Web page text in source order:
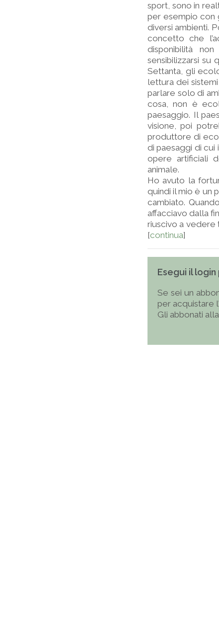
sport, sono in
per esempio con
diversi ambienti.
concetto che
disponibilità
sensibilizzarsi su
Settanta, gli
lettura dei
parlare solo di
cosa, non è
paesaggio. Il
visione, poi
produttore di
di paesaggi di cui
opere artificiali
animale.
Ho avuto la
quindi il mio è un
cambiato.
affacciavo dalla
riuscivo a vedere
[continua]
Esegui il
Se sei un
per acquistare
Gli abbonati